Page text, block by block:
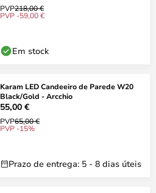
PVP218,00 €
PVP -59,00 €
Em stock
Karam LED Candeeiro de Parede W20
Black/Gold - Arcchio
55,00 €
PVP65,00 €
PVP -15%
Prazo de entrega: 5 - 8 dias úteis